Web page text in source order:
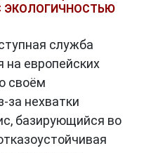
ЭКОЛОГИЧНОСТЬЮ
служба
на европейских
своём
за нехватки
базирующийся во